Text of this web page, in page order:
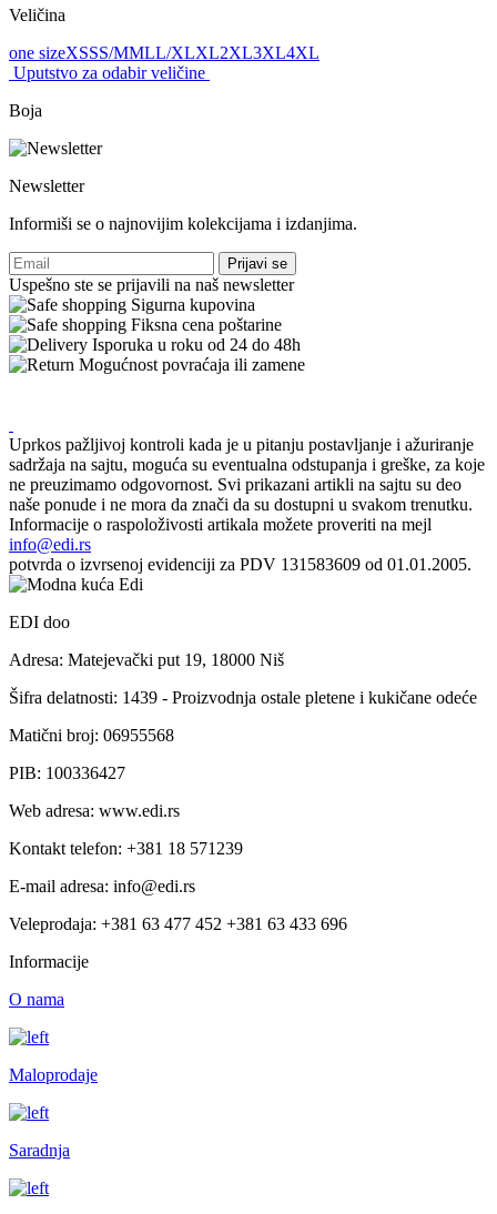
Veličina
one sizeXSSS/MMLL/XLXL2XL3XL4XL
Uputstvo za odabir veličine
Boja
Newsletter
Informiši se o najnovijim kolekcijama i izdanjima.
Prijavi se
Uspešno ste se prijavili na naš newsletter
Sigurna kupovina
Fiksna cena poštarine
Isporuka u roku od 24 do 48h
Mogućnost povraćaja ili zamene
Uprkos pažljivoj kontroli kada je u pitanju postavljanje i ažuriranje
sadržaja na sajtu, moguća su eventualna odstupanja i greške, za koje
ne preuzimamo odgovornost. Svi prikazani artikli na sajtu su deo
naše ponude i ne mora da znači da su dostupni u svakom trenutku.
Informacije o raspoloživosti artikala možete proveriti na mejl
info@edi.rs
potvrda o izvrsenoj evidenciji za PDV 131583609 od 01.01.2005.
EDI doo
Adresa: Matejevački put 19, 18000 Niš
Šifra delatnosti: 1439 - Proizvodnja ostale pletene i kukičane odeće
Matični broj: 06955568
PIB: 100336427
Web adresa: www.edi.rs
Kontakt telefon: +381 18 571239
E-mail adresa: info@edi.rs
Veleprodaja: +381 63 477 452 +381 63 433 696
Informacije
O nama
Maloprodaje
Saradnja